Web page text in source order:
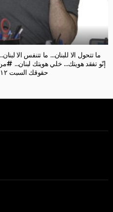
ما تتحول الا للبنان… ما تتنفس الا
إنّو تفقد هويتك… خلي هويتك لبنان…
حقوقك السبت ١٢ آذار ٢٠١٦ الساعة ٤ #الانذار_الاخير